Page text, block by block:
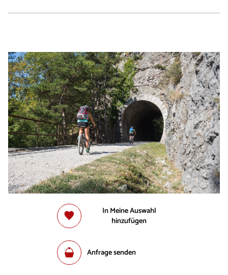
In Meine Auswahl
hinzufügen
Anfrage senden